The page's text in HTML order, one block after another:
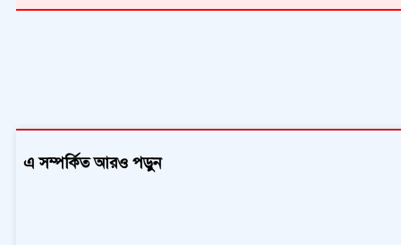
এ সম্পর্কিত আরও পড়ুন